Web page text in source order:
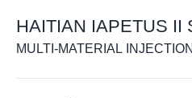
HAITIAN IAPETUS II
MULTI-MATERIAL